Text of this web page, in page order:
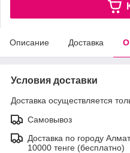
Описание Доставка
Условия доставки
Доставка осуществляется
Самовывоз
Доставка по городу
10000 тенге (бесплатно)